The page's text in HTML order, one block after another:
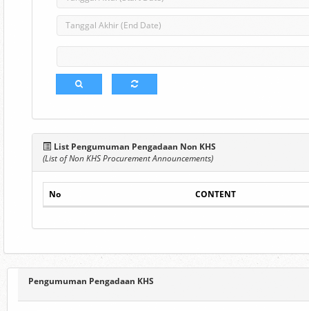
List Pengumuman Pengadaan Non KHS
(List of Non KHS Procurement Announcements)
No CONTENT
Pengumuman Pengadaan KHS